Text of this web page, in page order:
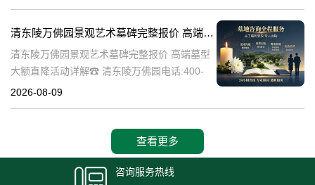
清东陵万佛园景观艺术墓碑完整报价 高端墓型大额直降活动详解
清东陵万佛园景观艺术墓碑完整报价 高端墓型
大额直降活动详解☎ 清东陵万佛园电话:400-
838-5063清东陵万佛园，作为中国著名的皇家
2026-08-09
查看更多
咨询服务热线